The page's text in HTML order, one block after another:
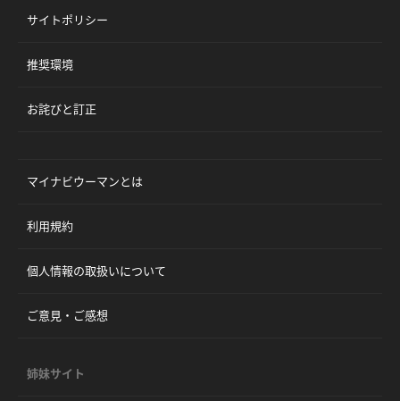
サイトポリシー
推奨環境
お詫びと訂正
マイナビウーマンとは
利用規約
個人情報の取扱いについて
ご意見・ご感想
姉妹サイト